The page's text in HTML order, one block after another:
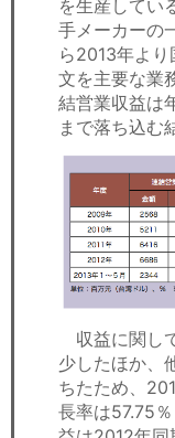
を生産してい
手メーカーの
ら2013年よ
文を主要な業
結営業収益は
まで落ち込む
収益に関し
少したほか、
ちたため、
長率は57.75